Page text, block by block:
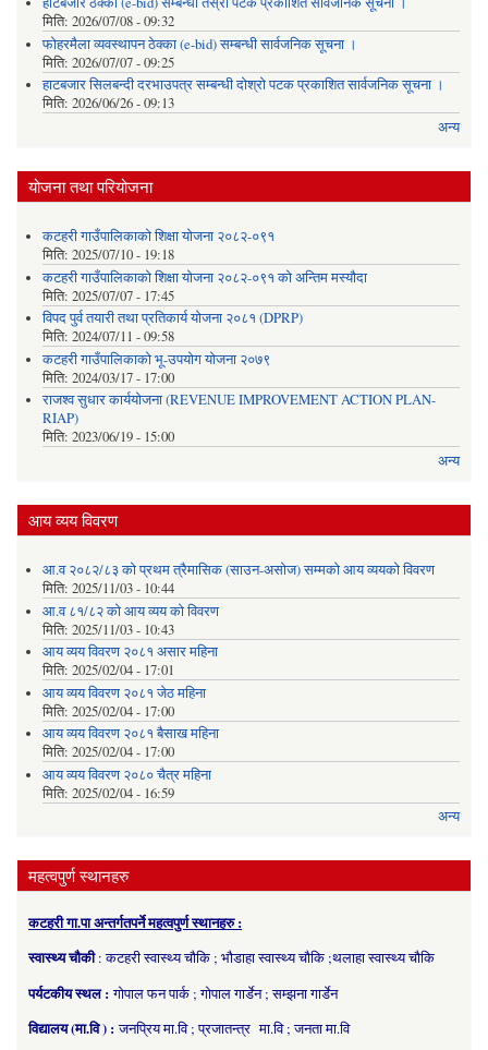
मिति: 2026/07/08 - 09:32
फोहरमैला व्यवस्थापन ठेक्का (e-bid) सम्बन्धी सार्वजनिक सूचना ।
मिति: 2026/07/07 - 09:25
हाटबजार सिलबन्दी दरभाउपत्र सम्बन्धी दोश्रो पटक प्रकाशित सार्वजनिक सूचना ।
मिति: 2026/06/26 - 09:13
अन्य
योजना तथा परियोजना
कटहरी गाउँपालिकाको शिक्षा योजना २०८२-०९१
मिति: 2025/07/10 - 19:18
कटहरी गाउँपालिकाको शिक्षा योजना २०८२-०९१ को अन्तिम मस्यौदा
मिति: 2025/07/07 - 17:45
विपद पुर्व तयारी तथा प्रतिकार्य योजना २०८१ (DPRP)
मिति: 2024/07/11 - 09:58
कटहरी गाउँपालिकाको भू-उपयोग योजना २०७९
मिति: 2024/03/17 - 17:00
राजश्व सुधार कार्ययोजना (REVENUE IMPROVEMENT ACTION PLAN-
RIAP)
मिति: 2023/06/19 - 15:00
अन्य
आय व्यय विवरण
आ.व २०८२/८३ को प्रथम त्रैमासिक (साउन-असोज) सम्मको आय व्ययको विवरण
मिति: 2025/11/03 - 10:44
आ.व ८१/८२ को आय व्यय को विवरण
मिति: 2025/11/03 - 10:43
आय व्यय विवरण २०८१ असार महिना
मिति: 2025/02/04 - 17:01
आय व्यय विवरण २०८१ जेठ महिना
मिति: 2025/02/04 - 17:00
आय व्यय विवरण २०८१ बैसाख महिना
मिति: 2025/02/04 - 17:00
आय व्यय विवरण २०८० चैत्र महिना
मिति: 2025/02/04 - 16:59
अन्य
महत्वपुर्ण स्थानहरु
कटहरी गा.पा अन्तर्गतपर्ने महत्वपुर्ण स्थानहरु :
स्वास्थ्य चौकी: कटहरी स्वास्थ्य चौकि ; भौडाहा स्वास्थ्य चौकि ;थलाहा स्वास्थ्य चौकि
पर्यटकीय स्थल :गोपाल फन पार्क ; गोपाल गार्डेन ; सम्झना गार्डेन
विद्यालय (मा.वि ) :जनप्रिय मा.वि ; प्रजातन्त्र मा.वि ; जनता मा.वि